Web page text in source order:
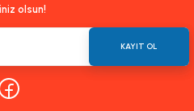
olsun!
KAYIT OL